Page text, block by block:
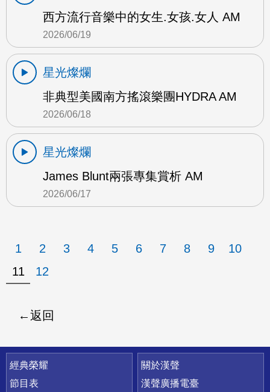
西方流行音樂中的女生.女孩.女人 AM
2026/06/19
星光燦爛
非典型美國南方搖滾樂團HYDRA AM
2026/06/18
星光燦爛
James Blunt兩張專集賞析 AM
2026/06/17
1 2 3 4 5 6 7 8 9
10
11
12
返回
快速連結
經典榮耀
節目表
關於漢聲
漢聲廣播電臺